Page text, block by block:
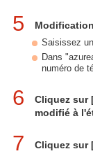
5
Saisissez
Dans
numéro de
6
Cliquez sur
modifié à
7 Cliquez sur